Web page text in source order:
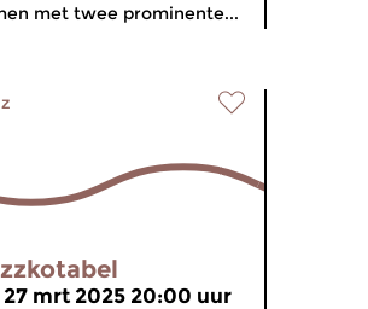
met twee prominente...
mrt 2025 20:00 uur